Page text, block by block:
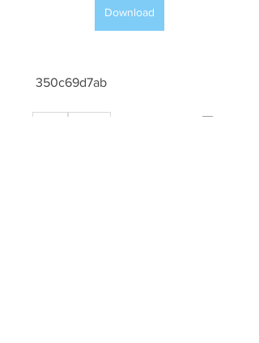
Download
350c69d7ab